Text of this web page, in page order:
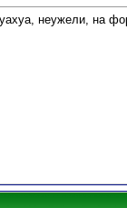
неужели, на